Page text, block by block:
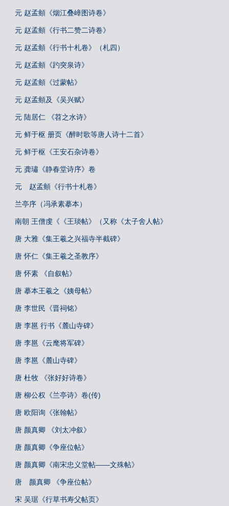
元 赵孟頫《烟江叠嶂图诗卷》
元 赵孟頫《行书二赞二诗卷》
元 赵孟頫《行书十札卷》（札四）
元 赵孟頫《趵突泉诗》
元 赵孟頫《过蒙帖》
元 赵孟頫及《吴兴赋》
元 陆居仁 《苕之水诗》
元 鲜于枢 册页《醉时歌等唐人诗十二首》
元 鲜于枢《王安石杂诗卷》
元 龚璛《静春堂诗序》卷
元 赵孟頫《行书十札卷》
兰亭序（冯承素摹本）
南朝 王僧虔《《王琰帖》（又称《太子舍人帖》
唐 大雅《集王羲之兴福寺半截碑》
唐 怀仁《集王羲之圣教序》
唐 怀素 《自叙帖》
唐 摹本王羲之《姨母帖》
唐 李世民《晋祠铭》
唐 李邕 行书《麓山寺碑》
唐 李邕《云麾将军碑》
唐 李邕《麓山寺碑》
唐 杜牧 《张好好诗卷》
唐 柳公权《兰亭诗》卷(传)
唐 欧阳询《张翰帖》
唐 颜真卿 《刘太冲叙》
唐 颜真卿《争座位帖》
唐 颜真卿《南宋忠义堂帖——文殊帖》
唐 颜真卿 《争座位帖》
宋 吴琚《行草书寿父帖页》